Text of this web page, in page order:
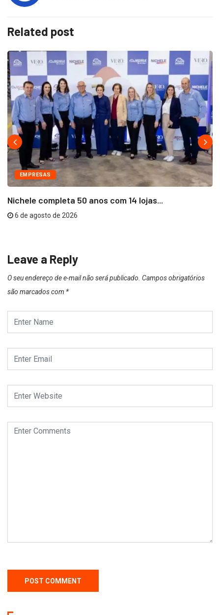
Related post
EMPRESAS
Nichele completa 50 anos com 14 lojas...
6 de agosto de 2026
Leave a Reply
O seu endereço de e-mail não será publicado. Campos obrigatórios
são marcados com *